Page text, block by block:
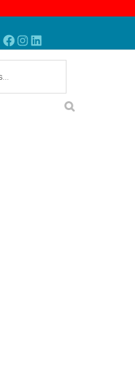
Facebook
Instagram
LinkedIn